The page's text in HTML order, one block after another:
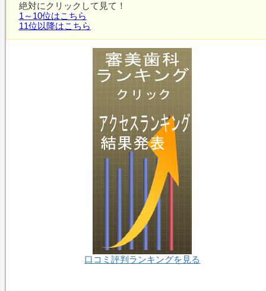
絶対にクリックして見て！
1～10位はこちら
11位以降はこちら
口コミ評判ランキングを見る